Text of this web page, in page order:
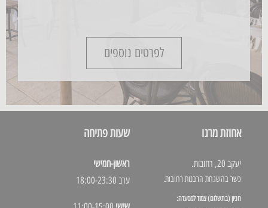
לפרטים נוספים
אחוזת מרגו
יעקב 20, רחובות.
כשר בהשגחת הרבנות רחובות.
חניון (בתשלום) צמוד למסעדה:
שעות פתיחה
ראשון-חמישי
ערב 18:00-23:30